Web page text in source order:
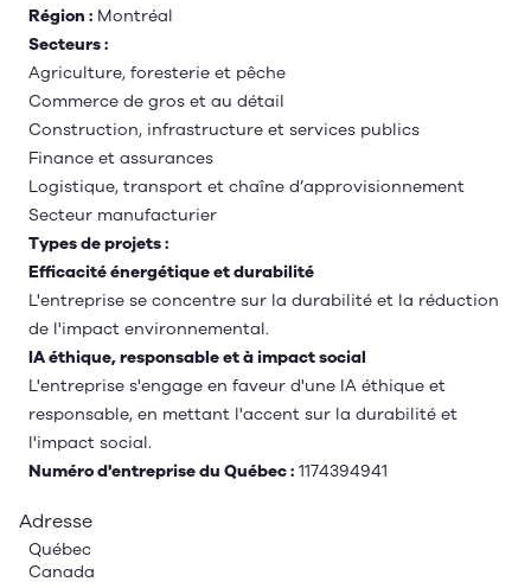
Région : Montréal
Secteurs :
Agriculture, foresterie et pêche
Commerce de gros et au détail
Construction, infrastructure et services publics
Finance et assurances
Logistique, transport et chaîne d’approvisionnement
Secteur manufacturier
Types de projets :
Efficacité énergétique et durabilité
L'entreprise se concentre sur la durabilité et la réduction
de l'impact environnemental.
IA éthique, responsable et à impact social
L'entreprise s'engage en faveur d'une IA éthique et
responsable, en mettant l'accent sur la durabilité et
l'impact social.
Numéro d'entreprise du Québec : 1174394941
Adresse
Québec
Canada